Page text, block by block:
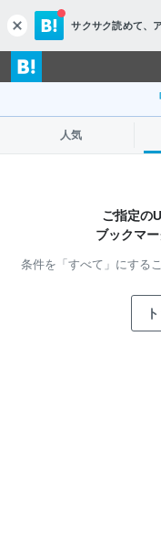
c
l
o
s
サクサク読めて、
人気
ご指定の
ブックマ
条件を「すべて」にするこ